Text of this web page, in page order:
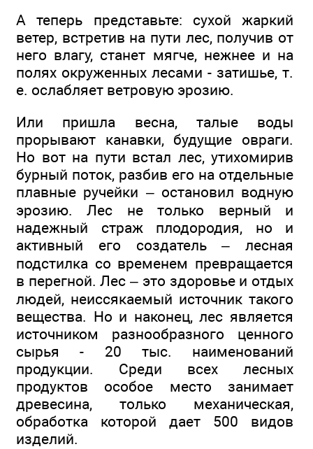
А теперь представьте: сухой жаркий
ветер, встретив на пути лес, получив от
него влагу, станет мягче, нежнее и на
полях окруженных лесами - затишье, т.
е. ослабляет ветровую эрозию.
Или пришла весна, талые воды
прорывают канавки, будущие овраги.
Но вот на пути встал лес, утихомирив
бурный поток, разбив его на отдельные
плавные ручейки – остановил водную
эрозию. Лес не только верный и
надежный страж плодородия, но и
активный его создатель – лесная
подстилка со временем превращается
в перегной. Лес – это здоровье и отдых
людей, неиссякаемый источник такого
вещества. Но и наконец, лес является
источником разнообразного ценного
сырья - 20 тыс. наименований
продукции. Среди всех лесных
продуктов особое место занимает
древесина, только механическая,
обработка которой дает 500 видов
изделий.